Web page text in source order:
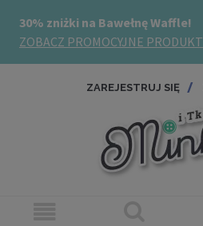
ZAREJESTRUJ SIĘ